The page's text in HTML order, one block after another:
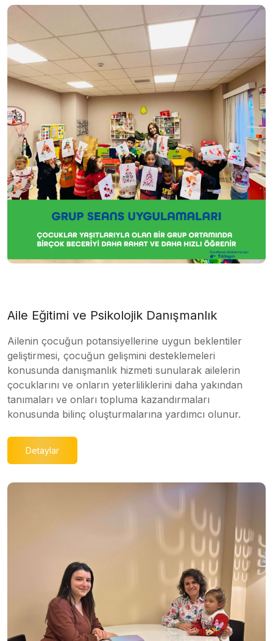
Aile Eğitimi ve Psikolojik Danışmanlık
Ailenin çocuğun potansiyellerine uygun beklentiler
geliştirmesi, çocuğun gelişmini desteklemeleri
konusunda danışmanlık hizmeti sunularak ailelerin
çocuklarını ve onların yeterliliklerini daha yakından
tanımaları ve onları topluma kazandırmaları
konusunda bilinç oluşturmalarına yardımcı olunur.
Detaylar